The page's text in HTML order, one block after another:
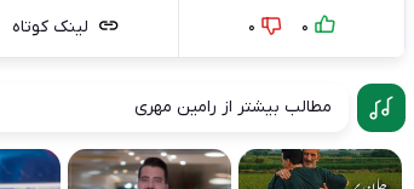
0
0 لینک کوتاه
مطالب بیشتر از رامین مهری